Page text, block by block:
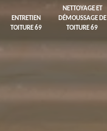
ENTRETIEN
TOITURE 69
NETTOYAGE ET
DÉMOUSSAGE DE
TOITURE 69